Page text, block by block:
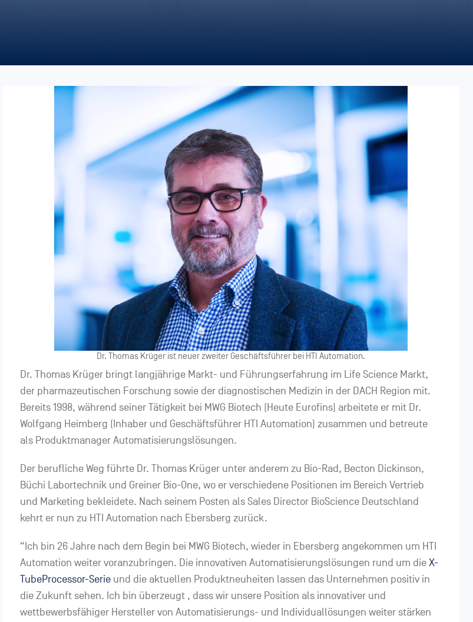
Dr. Thomas Krüger ist neuer zweiter Geschäftsführer bei HTI Automation.
Dr. Thomas Krüger bringt langjährige Markt- und Führungserfahrung im Life Science Markt,
der pharmazeutischen Forschung sowie der diagnostischen Medizin in der DACH Region mit.
Bereits 1998, während seiner Tätigkeit bei MWG Biotech (Heute Eurofins) arbeitete er mit Dr.
Wolfgang Heimberg (Inhaber und Geschäftsführer HTI Automation) zusammen und betreute
als Produktmanager Automatisierungslösungen.
Der berufliche Weg führte Dr. Thomas Krüger unter anderem zu Bio-Rad, Becton Dickinson,
Büchi Labortechnik und Greiner Bio-One, wo er verschiedene Positionen im Bereich Vertrieb
und Marketing bekleidete. Nach seinem Posten als Sales Director BioScience Deutschland
kehrt er nun zu HTI Automation nach Ebersberg zurück.
“Ich bin 26 Jahre nach dem Begin bei MWG Biotech, wieder in Ebersberg angekommen um HTI
Automation weiter voranzubringen. Die innovativen Automatisierungslösungen rund um dieX-
TubeProcessor-Serie und die aktuellen Produktneuheiten lassen das Unternehmen positiv in
die Zukunft sehen. Ich bin überzeugt , dass wir unsere Position als innovativer und
wettbewerbsfähiger Hersteller von Automatisierungs- und Individuallösungen weiter stärken